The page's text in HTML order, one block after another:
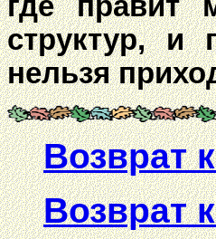
структур, и
нельзя
Возврат
Возврат